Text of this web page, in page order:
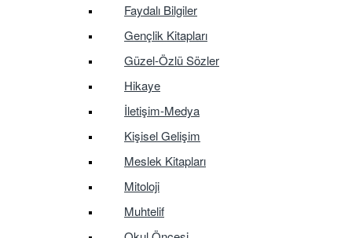
Faydalı Bilgiler
Gençlik Kitapları
Güzel-Özlü Sözler
Hikaye
İletişim-Medya
Kişisel Gelişim
Meslek Kitapları
Mitoloji
Muhtelif